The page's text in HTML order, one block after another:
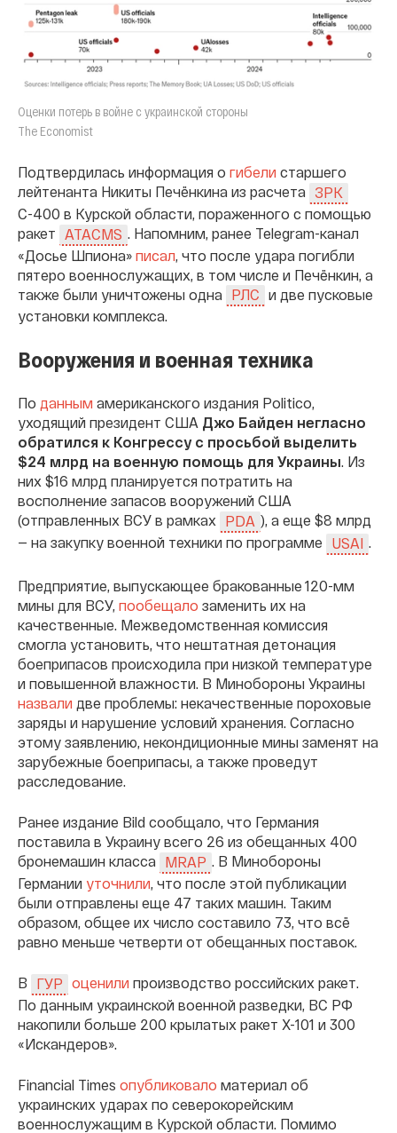
Оценки потерь в войне с украинской стороны
The Economist
Подтвердилась информация о гибели старшего
лейтенанта Никиты Печёнкина из расчета
ЗРК
С-400 в Курской области, пораженного с помощью
ракет
ATACMS
. Напомним, ранее Telegram-канал
«Досье Шпиона» писал , что после удара погибли
пятеро военнослужащих, в том числе и Печёнкин, а
также были уничтожены одна
РЛС и две пусковые
установки комплекса.
Вооружения и военная техника
По данным американского издания Politico,
уходящий президент США Джо Байден негласно
обратился к Конгрессу с просьбой выделить
$24 млрд на военную помощь для Украины. Из
них $16 млрд планируется потратить на
восполнение запасов вооружений США
(отправленных ВСУ в рамках
PDA ), а еще $8 млрд
— на закупку военной техники по программе
USAI .
Предприятие, выпускающее бракованные 120-мм
мины для ВСУ, пообещало заменить их на
качественные. Межведомственная комиссия
смогла установить, что нештатная детонация
боеприпасов происходила при низкой температуре
и повышенной влажности. В Минобороны Украины
назвали две проблемы: некачественные пороховые
заряды и нарушение условий хранения. Согласно
этому заявлению, некондиционные мины заменят на
зарубежные боеприпасы, а также проведут
расследование.
Ранее издание Bild сообщало, что Германия
поставила в Украину всего 26 из обещанных 400
бронемашин класса
MRAP . В Минобороны
Германии уточнили , что после этой публикации
были отправлены еще 47 таких машин. Таким
образом, общее их число составило 73, что всё
равно меньше четверти от обещанных поставок.
В ГУР оценили производство российских ракет.
По данным украинской военной разведки, ВС РФ
накопили больше 200 крылатых ракет Х-101 и 300
«Искандеров».
Financial Times опубликовало материал об
украинских ударах по северокорейским
военнослужащим в Курской области. Помимо